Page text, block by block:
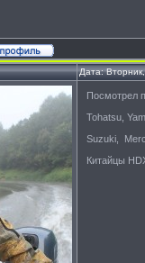
Дата:
Посмотрел
Tohatsu,
Suzuki,
Китайцы